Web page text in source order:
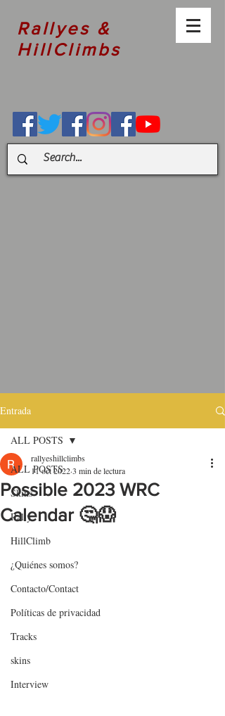
Rallyes &
HillClimbs
Entrada
ALL POSTS
Skins
Rally
HillClimb
¿Quiénes somos?
Contacto/Contact
Políticas de privacidad
Tracks
skins
Interview
ALL POSTS
Possible 2023 WRC
Calendar 🤔😱
rallyeshillclimbs
11 oct 20223 min de lectura